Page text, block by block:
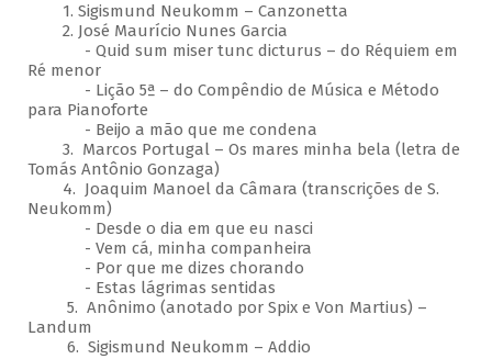
1. Sigismund Neukomm – Canzonetta
2. José Maurício Nunes Garcia
- Quid sum miser tunc dicturus – do Réquiem em
Ré menor
- Lição 5ª – do Compêndio de Música e Método
para Pianoforte
- Beijo a mão que me condena
3. Marcos Portugal – Os mares minha bela (letra de
Tomás Antônio Gonzaga)
4. Joaquim Manoel da Câmara (transcrições de S.
Neukomm)
- Desde o dia em que eu nasci
- Vem cá, minha companheira
- Por que me dizes chorando
- Estas lágrimas sentidas
5. Anônimo (anotado por Spix e Von Martius) –
Landum
6. Sigismund Neukomm – Addio​